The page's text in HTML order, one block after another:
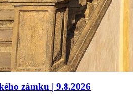
zámku | 9.8.2026